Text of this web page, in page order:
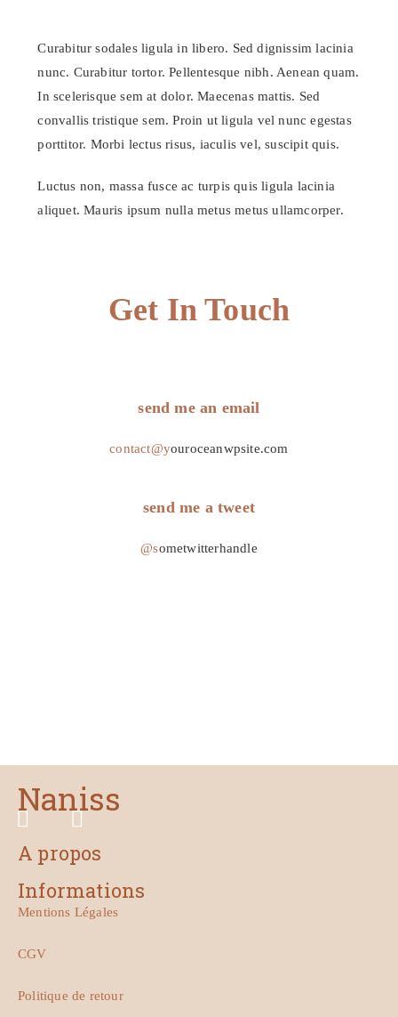
Curabitur sodales ligula in libero. Sed dignissim lacinia
nunc. Curabitur tortor. Pellentesque nibh. Aenean quam.
In scelerisque sem at dolor. Maecenas mattis. Sed
convallis tristique sem. Proin ut ligula vel nunc egestas
porttitor. Morbi lectus risus, iaculis vel, suscipit quis.
Luctus non, massa fusce ac turpis quis ligula lacinia
aliquet. Mauris ipsum nulla metus metus ullamcorper.
Get In Touch
send me an email
contact@youroceanwpsite.com
send me a tweet
@sometwitterhandle
Naniss
A propos
Informations
Mentions Légales
CGV
Politique de retour